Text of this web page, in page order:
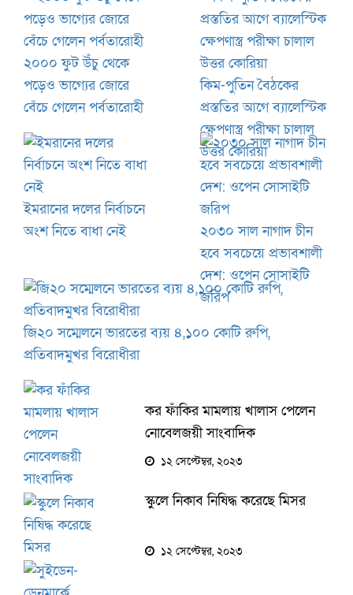
২০০০ ফুট উঁচু থেকে
পড়েও ভাগ্যের জোরে
বেঁচে গেলেন পর্বতারোহী
কিম-পুতিন বৈঠকের
প্রস্ততির আগে ব্যালেস্টিক
ক্ষেপণাস্ত্র পরীক্ষা চালাল
উত্তর কোরিয়া
ইমরানের দলের নির্বাচনে
অংশ নিতে বাধা নেই
২০৩০ সাল নাগাদ চীন
হবে সবচেয়ে প্রভাবশালী
দেশ: ওপেন সোসাইটি
জরিপ
জি২০ সম্মেলনে ভারতের ব্যয় ৪,১০০ কোটি রুপি,
প্রতিবাদমুখর বিরোধীরা
কর ফাঁকির মামলায় খালাস পেলেন
নোবেলজয়ী সাংবাদিক
১২ সেপ্টেম্বর, ২০২৩
স্কুলে নিকাব নিষিদ্ধ করেছে মিসর
১২ সেপ্টেম্বর, ২০২৩